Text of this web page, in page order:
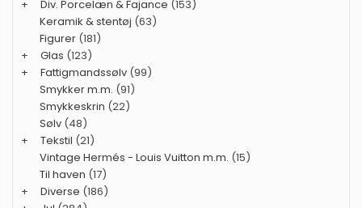
+
Div. Porcelæn & Fajance (153)
Keramik & stentøj (63)
Figurer (181)
+
Glas (123)
+
Fattigmandssølv (99)
Smykker m.m. (91)
Smykkeskrin (22)
Sølv (48)
+
Tekstil (21)
Vintage Hermés - Louis Vuitton m.m. (15)
Til haven (17)
+
Diverse (186)